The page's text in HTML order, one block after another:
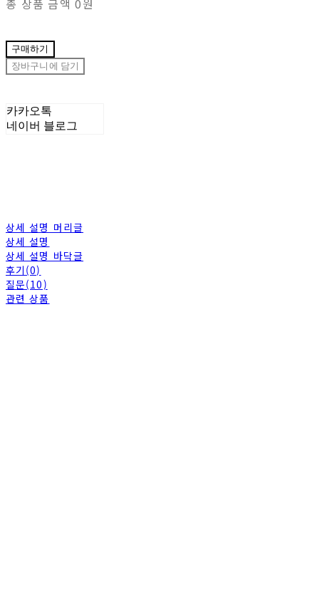
총 상품 금액 0원
구매하기
장바구니에 담기
카카오톡
네이버 블로그
상세 설명 머리글
상세 설명
상세 설명 바닥글
후기(0)
질문(10)
관련 상품